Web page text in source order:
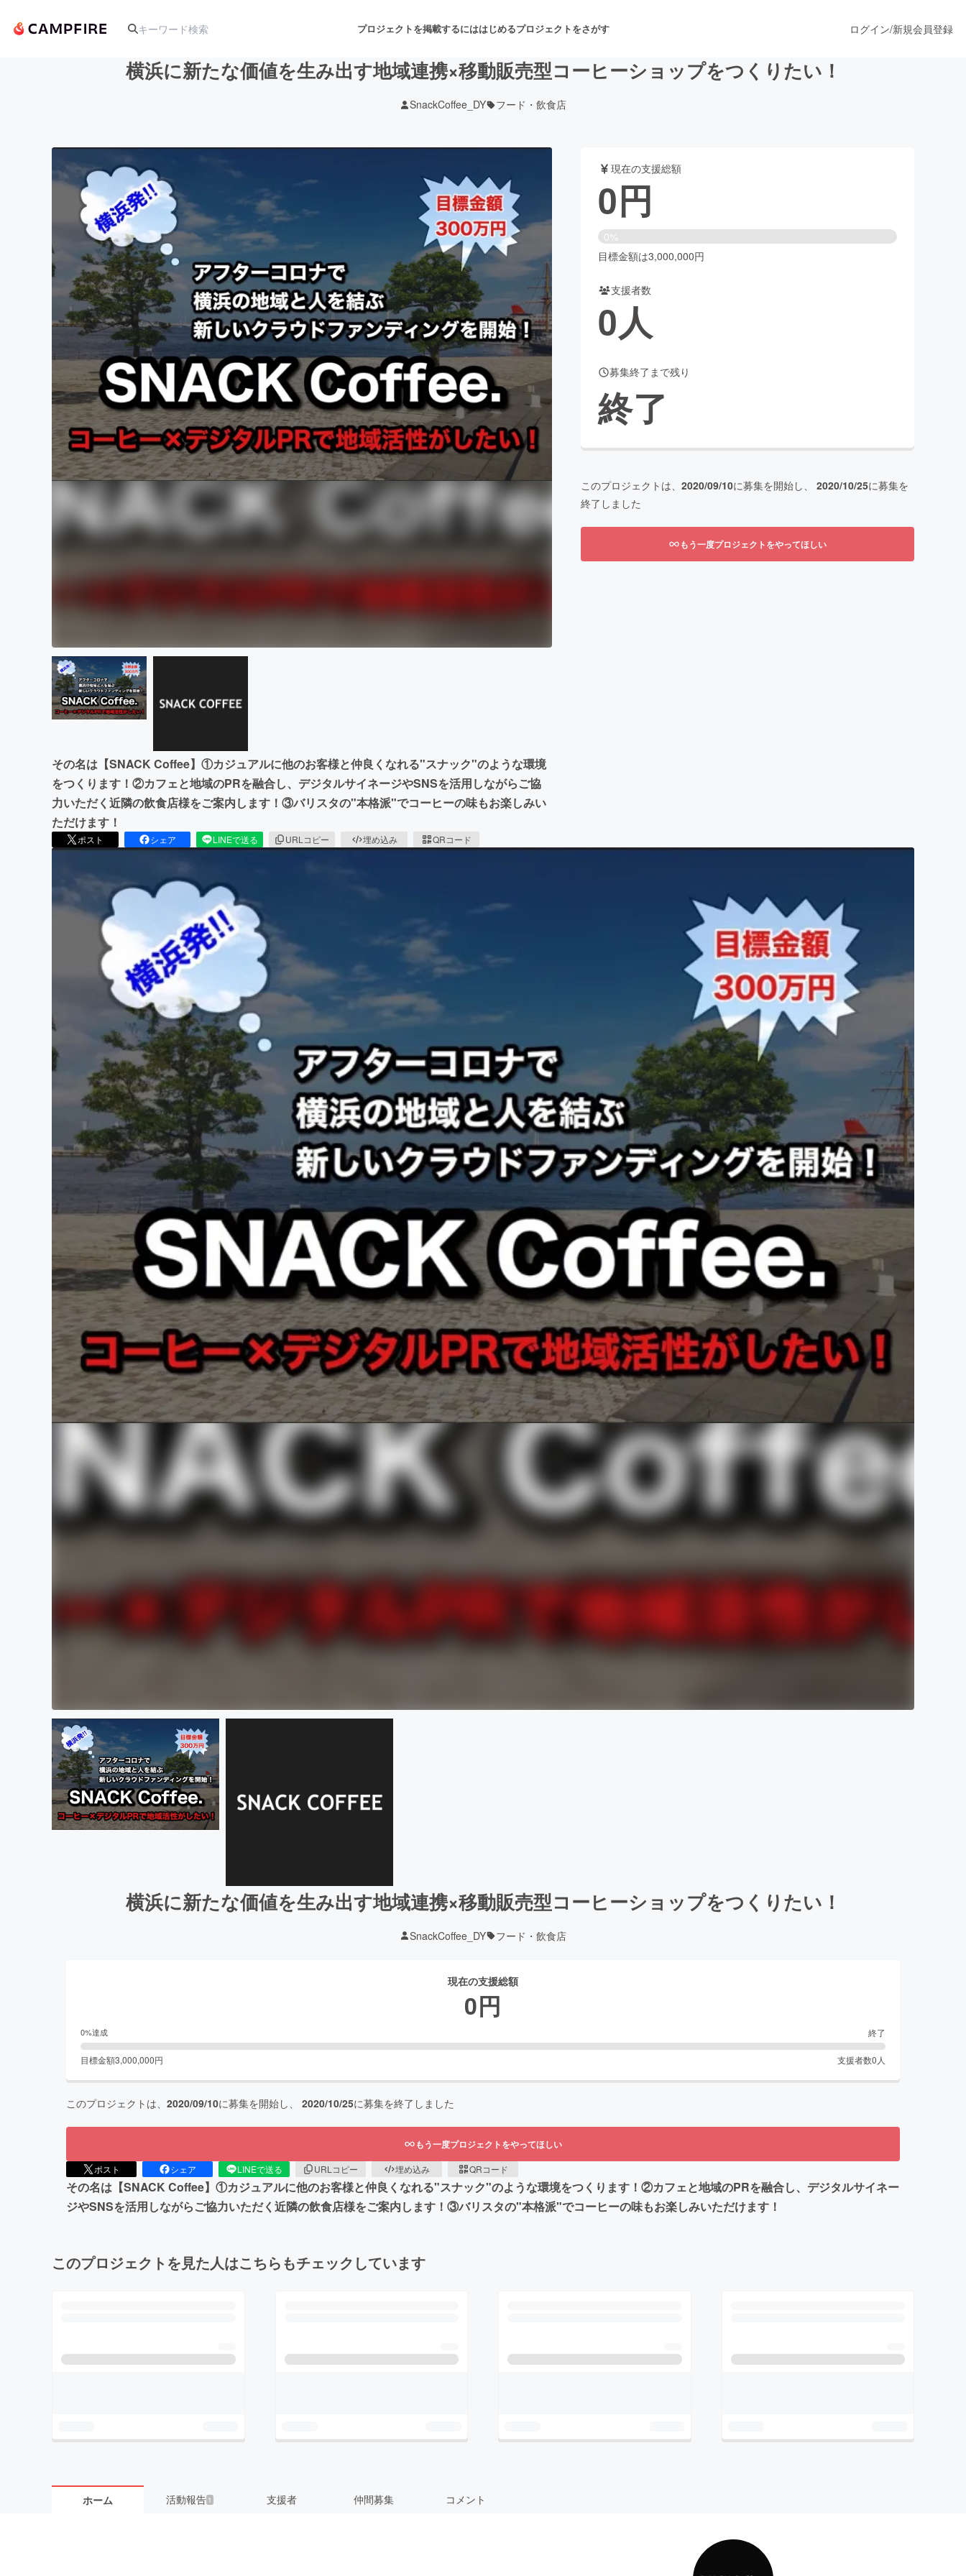
プロジェクトを掲載するにははじめるプロジェクトをさがす
アート・写真 舞台・パフォーマンス
テクノロジー・ガジェット ゲーム・サービス開発 フード・飲食店
映像・映画 アニメ・漫画
ビジネス・起業 チャレンジ ビューティー・ヘルスケア
まちづくり・地域活性化
CAMPFIRE for Social Good
CAMPFIRE Creation
CAMPFIREふるさと納税 machi-ya コミュニティ
ログイン/新規会員登録
横浜に新たな価値を生み出す地域連携×移動販売型コーヒーショップをつくりたい！
SnackCoffee_DY フード・飲食店
その名は【SNACK Coffee】①カジュアルに他のお客様と仲良くなれる"スナック"のような環境
をつくります！②カフェと地域のPRを融合し、デジタルサイネージやSNSを活用しながらご協
力いただく近隣の飲食店様をご案内します！③バリスタの"本格派"でコーヒーの味もお楽しみい
ただけます！
ポスト シェア LINEで送る URLコピー 埋め込み QRコード
現在の支援総額
0円
0%
目標金額は3,000,000円
支援者数
0人
募集終了まで残り
終了
このプロジェクトは、 2020/09/10に募集を開始し、 2020/10/25に募集を
終了しました
もう一度プロジェクトをやってほしい
横浜に新たな価値を生み出す地域連携×移動販売型コーヒーショップをつくりたい！
SnackCoffee_DY フード・飲食店
現在の支援総額
0円
0%達成 終了
目標金額3,000,000円 支援者数0 人
このプロジェクトは、 2020/09/10に募集を開始し、 2020/10/25に募集を終了しました
もう一度プロジェクトをやってほしい
ポスト シェア LINEで送る URLコピー 埋め込み QRコード
その名は【SNACK Coffee】①カジュアルに他のお客様と仲良くなれる"スナック"のような環境をつくります！②カフェと地域のPRを融合し、デジタルサイネー
ジやSNSを活用しながらご協力いただく近隣の飲食店様をご案内します！③バリスタの"本格派"でコーヒーの味もお楽しみいただけます！
このプロジェクトを見た人はこちらもチェックしています
ホーム 活動報告 1 支援者 仲間募集 コメント